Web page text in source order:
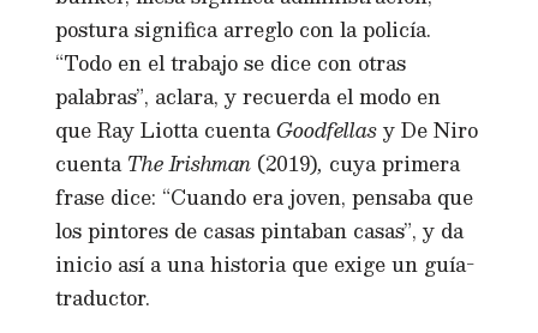
postura significa arreglo con la policía.
“Todo en el trabajo se dice con otras
palabras”, aclara, y recuerda el modo en
que Ray Liotta cuentaGoodfellasy De Niro
cuenta The Irishman (2019), cuya primera
frase dice: “Cuando era joven, pensaba que
los pintores de casas pintaban casas”, y da
inicio así a una historia que exige un guía-
traductor.